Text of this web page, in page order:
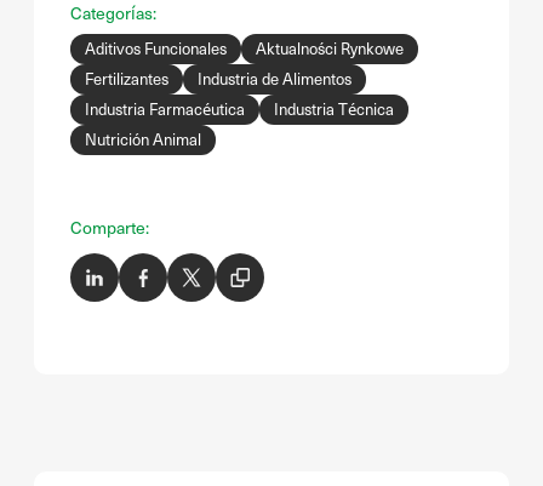
Categorías:
Aditivos Funcionales
Aktualności Rynkowe
Fertilizantes
Industria de Alimentos
Industria Farmacéutica
Industria Técnica
Nutrición Animal
Comparte: